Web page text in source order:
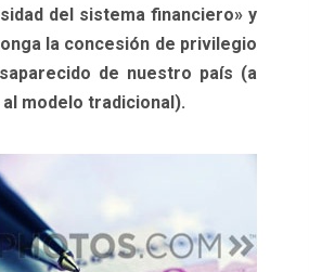
del sistema financiero» y
la concesión de privilegio
de nuestro país (a
modelo tradicional).